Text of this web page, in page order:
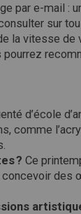
par e-mail
sur
la vitesse
d’école
comme
? Ce
des